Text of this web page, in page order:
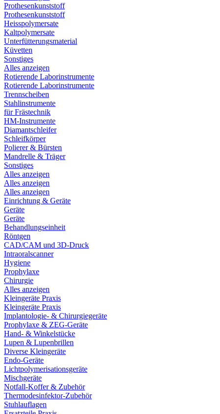
Prothesenkunststoff
Prothesenkunststoff
Heisspolymersate
Kaltpolymersate
Unterfütterungsmaterial
Küvetten
Sonstiges
Alles anzeigen
Rotierende Laborinstrumente
Rotierende Laborinstrumente
Trennscheiben
Stahlinstrumente
für Frästechnik
HM-Instrumente
Diamantschleifer
Schleifkörper
Polierer & Bürsten
Mandrelle & Träger
Sonstiges
Alles anzeigen
Alles anzeigen
Alles anzeigen
Einrichtung & Geräte
Geräte
Geräte
Behandlungseinheit
Röntgen
CAD/CAM und 3D-Druck
Intraoralscanner
Hygiene
Prophylaxe
Chirurgie
Alles anzeigen
Kleingeräte Praxis
Kleingeräte Praxis
Implantologie- & Chirurgiegeräte
Prophylaxe & ZEG-Geräte
Hand- & Winkelstücke
Lupen & Lupenbrillen
Diverse Kleingeräte
Endo-Geräte
Lichtpolymerisationsgeräte
Mischgeräte
Notfall-Koffer & Zubehör
Thermodesinfektor-Zubehör
Stuhlauflagen